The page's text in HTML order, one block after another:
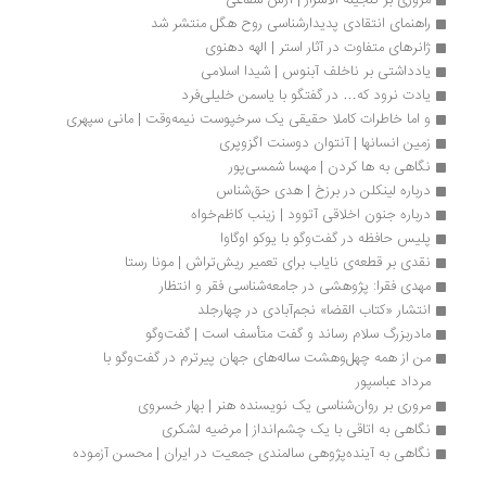
راهنمای انتقادی پدیدارشناسی روح هگل منتشر شد
ژانرهای متفاوت در آثار استر | الهه دهنوی
یادداشتی بر ناخلف آبنوس | شیدا اسلامی
یادت نرود که… در گفتگو با‌ یاسمن خلیلی‌‌فرد
و اما خاطرات کاملا حقیقی یک سرخپوست نیمه‌وقت | مانی سپهری
زمین انسان­ها | آنتوان دوسنت اگزوپری
نگاهی به ها کردن | مهسا شمسی‌پور
درباره لینکلن در برزخ | هدی حق‌شناس
درباره جنون اخلاقی آتوود | زینب کاظم‌خواه
پلیس حافظه در گفت‌وگو با یوکو اوگاوا
نقدی بر قطعه‌ی نایاب برای تعمیر ریش‌تراش | مونا رستا
مهدی فقرا: پژوهشی در جامعه‌شناسی فقر و انتظار
انتشار «کتاب القضا» نجم‌آبادی در چهارجلد
مادربزرگ سلام رساند و گفت متأسف است | گفت‌وگو
من از همه‌ چهل‌وهشت ساله‌های جهان پیرترم در گفت‌وگو با
مرداد عباسپور
مروری بر روان‌شناسی یک نویسنده هنر | بهار خسروی
نگاهی به اتاقی با یک چشم‌انداز | مرضیه لشکری
نگاهی به آینده‌پژوهی سالمندی جمعیت در ایران | محسن آزموده